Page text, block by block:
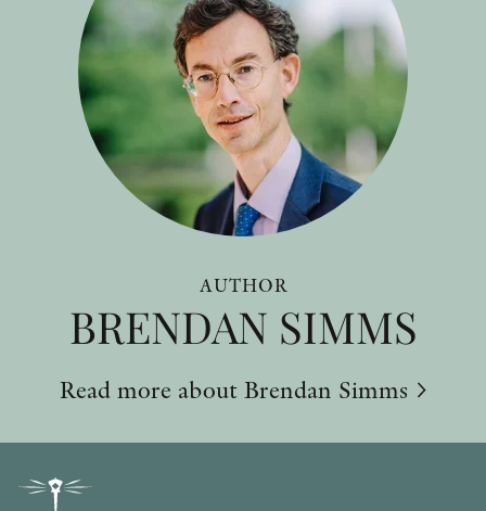
AUTHOR
BRENDAN SIMMS
Read more about Brendan Simms